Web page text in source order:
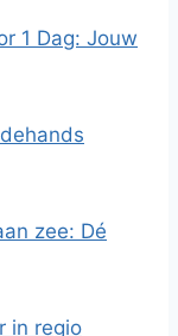
1 Dag: Jouw
zee: Dé
in regio